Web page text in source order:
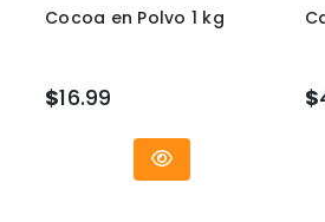
Cocoa en Polvo 1 kg
$16.99 $